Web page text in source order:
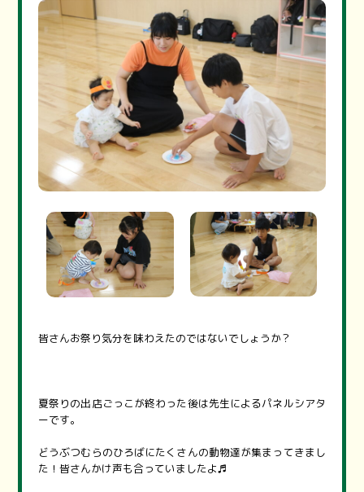
皆さんお祭り気分を味わえたのではないでしょうか？
夏祭りの出店ごっこが終わった後は先生によるパネルシアタ
ーです。
どうぶつむらのひろばにたくさんの動物達が集まってきまし
た！皆さんかけ声も合っていましたよ♬